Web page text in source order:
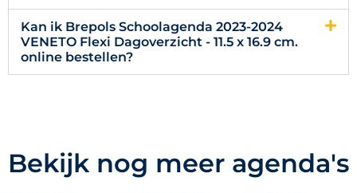
Kan ik Brepols Schoolagenda 2023-2024
VENETO Flexi Dagoverzicht - 11.5 x 16.9 cm.
online bestellen?
Bekijk nog meer agenda's